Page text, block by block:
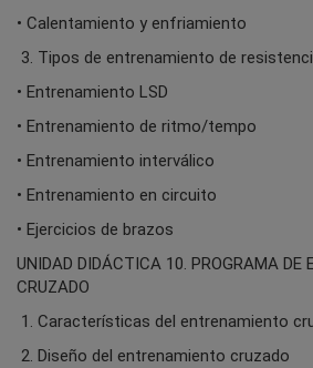
• Calentamiento y enfriamiento
3. Tipos de entrenamiento de
• Entrenamiento LSD
• Entrenamiento de ritmo/tempo
• Entrenamiento interválico
• Entrenamiento en circuito
• Ejercicios de brazos
UNIDAD DIDÁCTICA 10. PROGRAMA DE
CRUZADO
1. Características del entrenamiento
2. Diseño del entrenamiento cruzado